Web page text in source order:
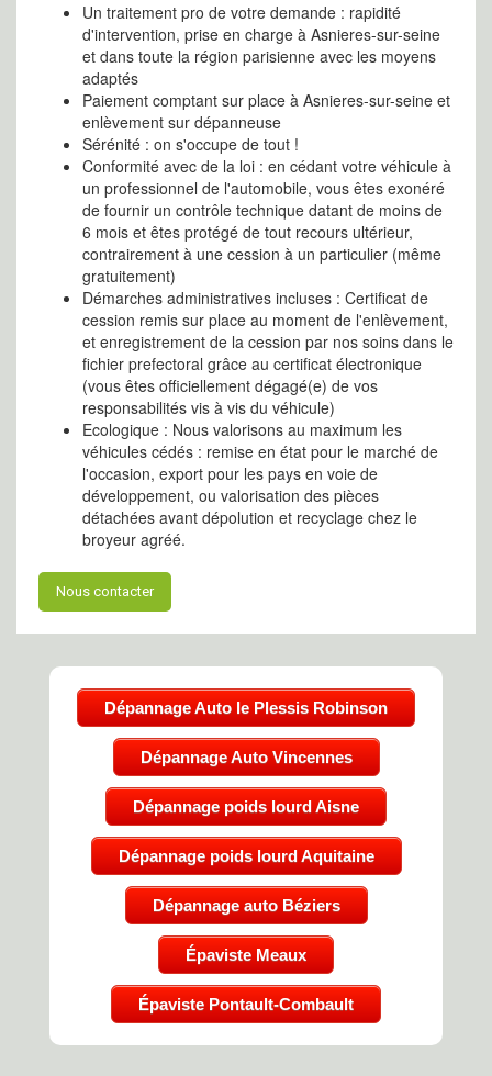
Un traitement pro de votre demande : rapidité
d'intervention, prise en charge à Asnieres-sur-seine
et dans toute la région parisienne avec les moyens
adaptés
Paiement comptant sur place à Asnieres-sur-seine et
enlèvement sur dépanneuse
Sérénité : on s'occupe de tout !
Conformité avec de la loi : en cédant votre véhicule à
un professionnel de l'automobile, vous êtes exonéré
de fournir un contrôle technique datant de moins de
6 mois et êtes protégé de tout recours ultérieur,
contrairement à une cession à un particulier (même
gratuitement)
Démarches administratives incluses : Certificat de
cession remis sur place au moment de l'enlèvement,
et enregistrement de la cession par nos soins dans le
fichier prefectoral grâce au certificat électronique
(vous êtes officiellement dégagé(e) de vos
responsabilités vis à vis du véhicule)
Ecologique : Nous valorisons au maximum les
véhicules cédés : remise en état pour le marché de
l'occasion, export pour les pays en voie de
développement, ou valorisation des pièces
détachées avant dépolution et recyclage chez le
broyeur agréé.
Nous contacter
Dépannage Auto le Plessis Robinson
Dépannage Auto Vincennes
Dépannage poids lourd Aisne
Dépannage poids lourd Aquitaine
Dépannage auto Béziers
Épaviste Meaux
Épaviste Pontault-Combault